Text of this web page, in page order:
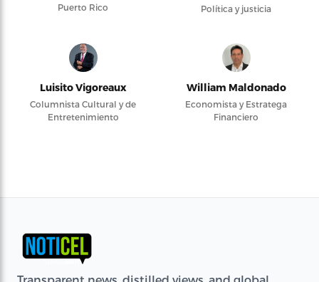
Puerto Rico
Política y justicia
Luisito Vigoreaux
Columnista Cultural y de
Entretenimiento
William Maldonado
Economista y Estratega
Financiero